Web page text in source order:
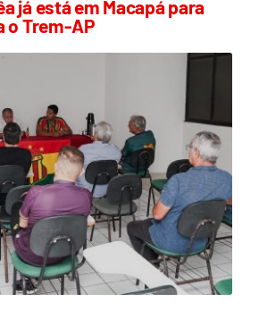
já está em Macapá para
o Trem-AP